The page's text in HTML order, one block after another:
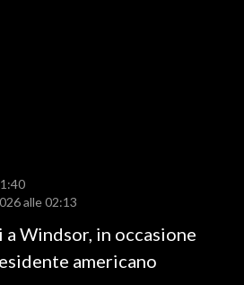
alle 02:13
Windsor, in occasione
americano